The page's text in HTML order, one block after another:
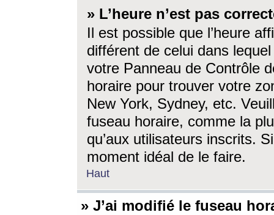
» L’heure n’est pas
Il est possible que l’heure
différent de celui dans
votre Panneau de Contrôle
horaire pour trouver votre
New York, Sydney, etc.
fuseau horaire, comme la
qu’aux utilisateurs inscrits.
moment idéal de le faire.
Haut
» J’ai modifié le fuseau